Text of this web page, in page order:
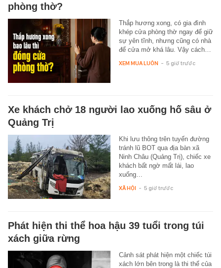
phòng thờ?
Thắp hương xong, có gia đình
khép cửa phòng thờ ngay để giữ
sự yên tĩnh, nhưng cũng có nhà
để cửa mở khá lâu. Vậy cách…
XEM MUA LUÔN - 5 giờ trước
Xe khách chở 18 người lao xuống hố sâu ở
Quảng Trị
Khi lưu thông trên tuyến đường
tránh lũ BOT qua địa bàn xã
Ninh Châu (Quảng Trị), chiếc xe
khách bất ngờ mất lái, lao
xuống…
XÃ HỘI - 5 giờ trước
Phát hiện thi thể hoa hậu 39 tuổi trong túi
xách giữa rừng
Cảnh sát phát hiện một chiếc túi
xách lớn bên trong là thi thể của